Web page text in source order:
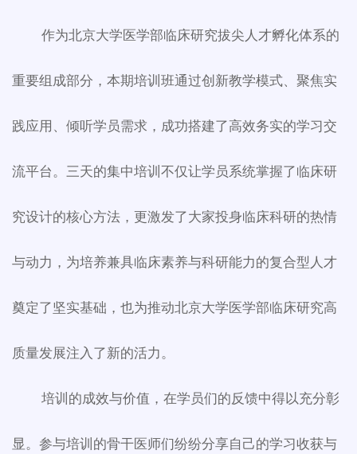
作为北京大学医学部临床研究拔尖人才孵化体系的
重要组成部分，本期培训班通过创新教学模式、聚焦实
践应用、倾听学员需求，成功搭建了高效务实的学习交
流平台。三天的集中培训不仅让学员系统掌握了临床研
究设计的核心方法，更激发了大家投身临床科研的热情
与动力，为培养兼具临床素养与科研能力的复合型人才
奠定了坚实基础，也为推动北京大学医学部临床研究高
质量发展注入了新的活力。
培训的成效与价值，在学员们的反馈中得以充分彰
显。参与培训的骨干医师们纷纷分享自己的学习收获与